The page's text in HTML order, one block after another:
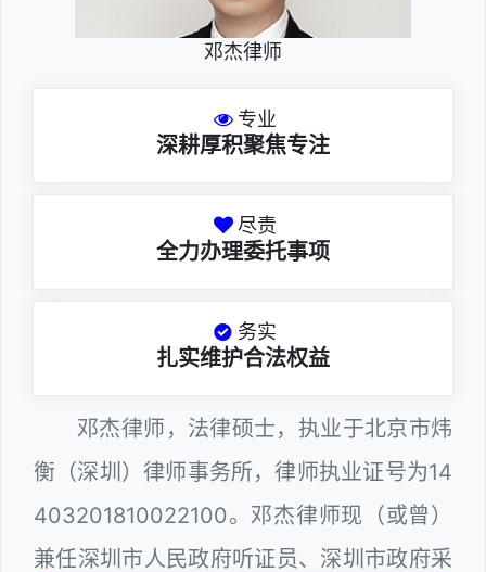
邓杰律师
专业
深耕厚积聚焦专注
尽责
全力办理委托事项
务实
扎实维护合法权益
邓杰律师，法律硕士，执业于北京市炜
衡（深圳）律师事务所，律师执业证号为14
403201810022100。邓杰律师现（或曾）
兼任深圳市人民政府听证员、深圳市政府采